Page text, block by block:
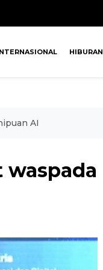
HIBURAN
AI